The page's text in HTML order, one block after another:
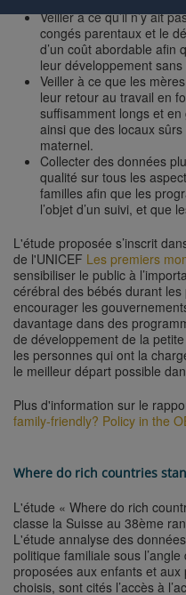
Veiller à ce qu’il n’y ait
congés parentaux et le
d’un coût abordable afin
leur développement
Veiller à ce que les
leur retour au travail en
suffisamment longs et
ainsi que des locaux
maternel.
Collecter des données
qualité sur tous les
familles afin que les
l’objet d’un suivi, et que
L'étude proposée s’inscrit
de l'UNICEF Les premiers
sensibiliser le public à
cérébral des bébés durant
encourager les
davantage dans des
de développement de la
les personnes qui ont la
le meilleur départ possible
Plus d'information sur le
family-friendly? Policy in the
Where do rich countries
L'étude « Where do rich
classe la Suisse au 38ème
L'étude annalyse des
politique familiale sous
proposées aux enfants et
choisis, sont cités l’accès à